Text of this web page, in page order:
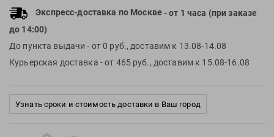
TUSA
TYR
Winart
Экспресс-доставка по Москве - от 1 часа (при заказе
до 14:00)
До пункта выдачи - от 0 руб., доставим к 13.08-14.08
Курьерская доставка - от 465 руб., доставим к 15.08-16.08
Узнать сроки и стоимость доставки в Ваш город